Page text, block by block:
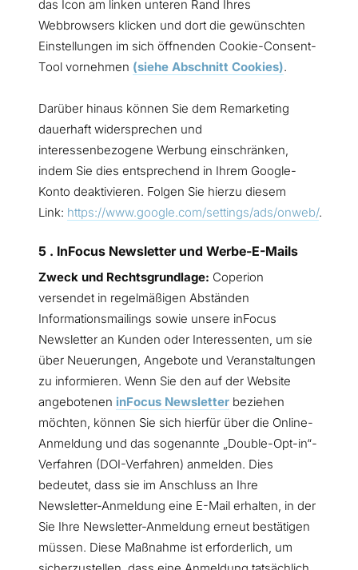
das Icon am linken unteren Rand Ihres
Webbrowsers klicken und dort die gewünschten
Einstellungen im sich öffnenden Cookie-Consent-
Tool vornehmen (siehe Abschnitt Cookies).
Darüber hinaus können Sie dem Remarketing
dauerhaft widersprechen und
interessenbezogene Werbung einschränken,
indem Sie dies entsprechend in Ihrem Google-
Konto deaktivieren. Folgen Sie hierzu diesem
Link: https://www.google.com/settings/ads/onweb/.
5 . InFocus Newsletter und Werbe-E-Mails
Zweck und Rechtsgrundlage: Coperion
versendet in regelmäßigen Abständen
Informationsmailings sowie unsere inFocus
Newsletter an Kunden oder Interessenten, um sie
über Neuerungen, Angebote und Veranstaltungen
zu informieren. Wenn Sie den auf der Website
angebotenen inFocus Newsletter beziehen
möchten, können Sie sich hierfür über die Online-
Anmeldung und das sogenannte „Double-Opt-in“-
Verfahren (DOI-Verfahren) anmelden. Dies
bedeutet, dass sie im Anschluss an Ihre
Newsletter-Anmeldung eine E-Mail erhalten, in der
Sie Ihre Newsletter-Anmeldung erneut bestätigen
müssen. Diese Maßnahme ist erforderlich, um